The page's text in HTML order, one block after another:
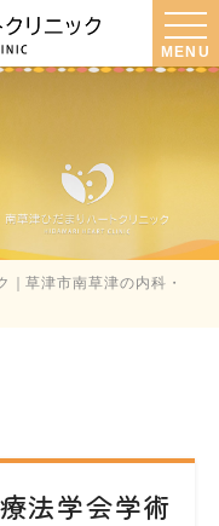
MENU
｜草津市南草津の内科・
法学会学術